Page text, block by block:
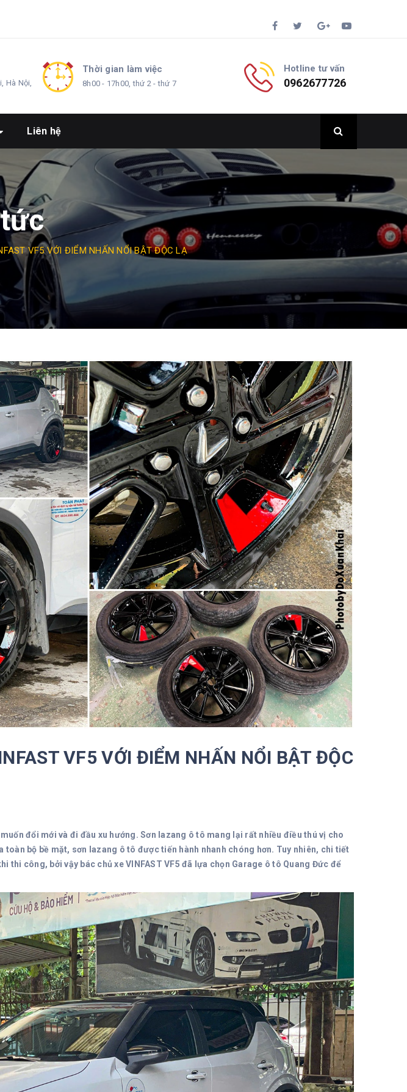
Hà Nội,
Thời gian làm việc
8h00 - 17h00, thứ 2 - thứ 7
Hotline tư vấn
0962677726
Liên hệ
VF5 VỚI ĐIỂM NHẤN NỔI BẬT ĐỘC LẠ
VF5 VỚI ĐIỂM NHẤN NỔI BẬT ĐỘC
đổi mới và đi đầu xu hướng. Sơn lazang ô tô mang lại rất nhiều điều thú vị cho
toàn bộ bề mặt, sơn lazang ô tô được tiến hành nhanh chóng hơn. Tuy nhiên, chi tiết
thi công, bởi vậy bác chủ xe VINFAST VF5 đã lựa chọn Garage ô tô Quang Đức để